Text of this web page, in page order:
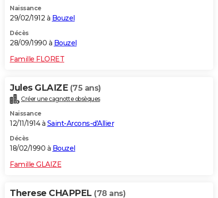
Naissance
29/02/1912 à Bouzel
Décès
28/09/1990 à Bouzel
Famille FLORET
Jules GLAIZE (75 ans)
Créer une cagnotte obsèques
Naissance
12/11/1914 à Saint-Arcons-d'Allier
Décès
18/02/1990 à Bouzel
Famille GLAIZE
Therese CHAPPEL (78 ans)